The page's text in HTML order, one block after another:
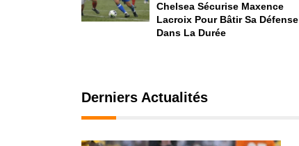
Chelsea Sécurise Maxence
Lacroix Pour Bâtir Sa Défense
Dans La Durée
Derniers Actualités